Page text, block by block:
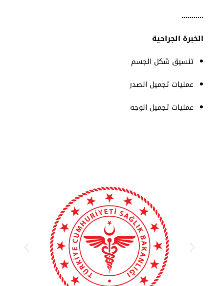
...........
الخبرة الجراحية
تنسيق شكل الجسم
عمليات تجميل الصدر
عمليات تجميل الوجه